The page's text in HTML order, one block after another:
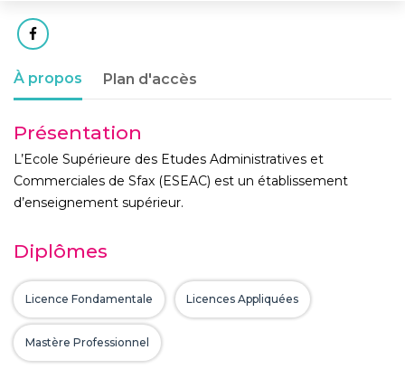
À propos Plan d'accès
Présentation
L’Ecole Supérieure des Etudes Administratives et
Commerciales de Sfax (ESEAC) est un établissement
d’enseignement supérieur.
Diplômes
Licence Fondamentale Licences Appliquées
Mastère Professionnel